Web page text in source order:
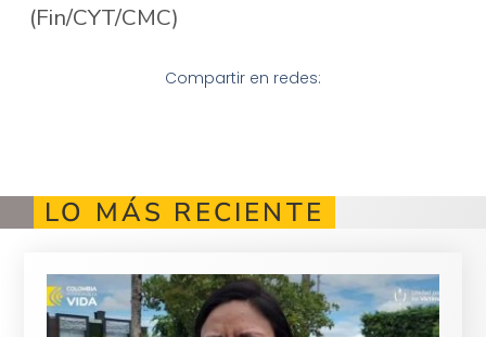
(Fin/CYT/CMC)
Compartir en redes:
LO MÁS RECIENTE